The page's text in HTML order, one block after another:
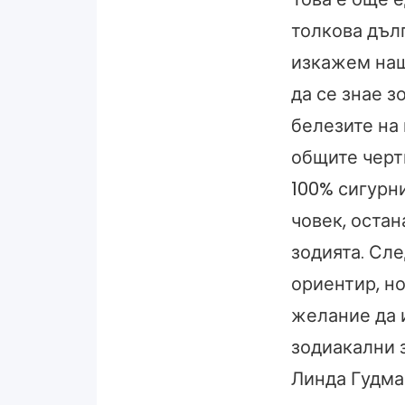
толкова
изкажем
да се знае
белезите
общите
100%
човек,
зодията.
ориентир,
желание да
зодиакални
Линда